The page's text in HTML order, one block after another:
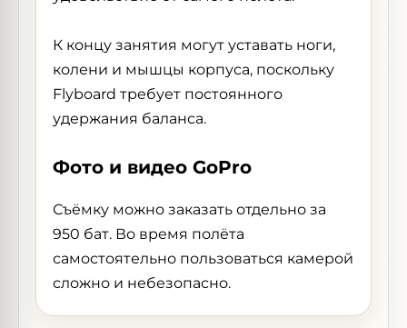
К концу занятия могут уставать ноги,
колени и мышцы корпуса, поскольку
Flyboard требует постоянного
удержания баланса.
Фото и видео GoPro
Съёмку можно заказать отдельно за
950 бат. Во время полёта
самостоятельно пользоваться камерой
сложно и небезопасно.